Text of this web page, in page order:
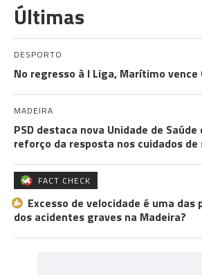
Últimas
DESPORTO
No regresso à I Liga, Marítimo vence
MADEIRA
PSD destaca nova Unidade de
reforço da resposta nos cuidados de
FACT CHECK
Excesso de velocidade é uma das
dos acidentes graves na Madeira?